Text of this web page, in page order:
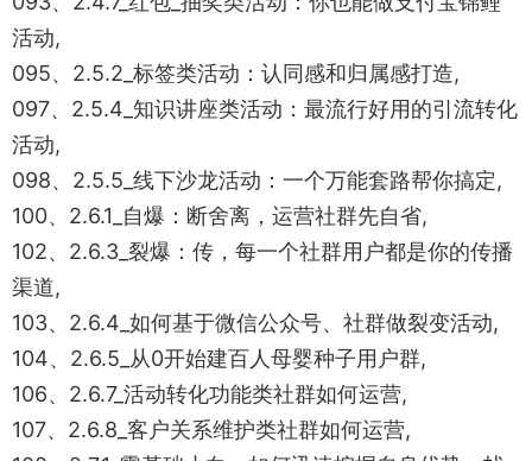
活动,
095、2.5.2_标签类活动：认同感和归属感打造,
097、2.5.4_知识讲座类活动：最流行好用的引流转化
活动,
098、2.5.5_线下沙龙活动：一个万能套路帮你搞定,
100、2.6.1_自爆：断舍离，运营社群先自省,
102、2.6.3_裂爆：传，每一个社群用户都是你的传播
渠道,
103、2.6.4_如何基于微信公众号、社群做裂变活动,
104、2.6.5_从0开始建百人母婴种子用户群,
106、2.6.7_活动转化功能类社群如何运营,
107、2.6.8_客户关系维护类社群如何运营,